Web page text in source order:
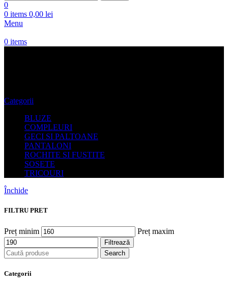
0
0 items 0,00 lei
Menu
0 items
Categorii
BLUZE
COMPLEURI
GECI SI PALTOANE
PANTALONI
ROCHITE SI FUSTITE
SOSETE
TRICOURI
Închide
FILTRU PRET
Preț minim Preț maxim
Filtrează
Search
Categorii